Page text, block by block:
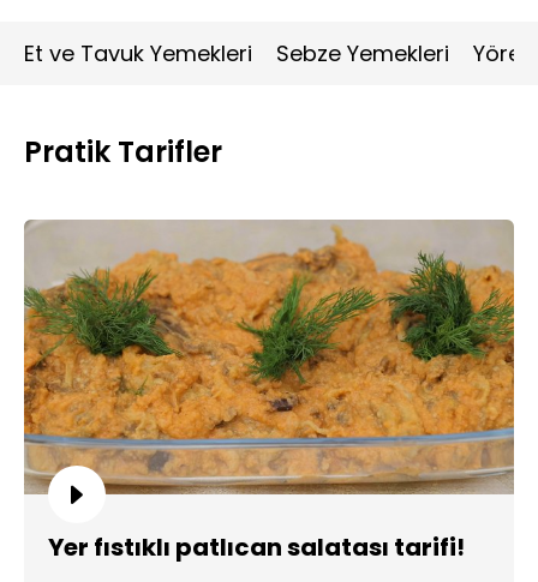
Et ve Tavuk Yemekleri Sebze Yemekleri
Pratik Tarifler
Yer fıstıklı patlıcan salatası tarifi!